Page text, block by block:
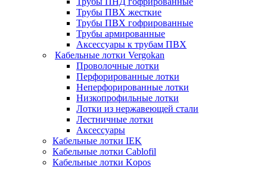
Трубы ПВХ жесткие
Трубы ПВХ гофрированные
Трубы армированные
Аксессуары к трубам ПВХ
Кабельные лотки Vergokan
Проволочные лотки
Перфорированные лотки
Неперфорированные лотки
Низкопрофильные лотки
Лотки из нержавеющей стали
Лестничные лотки
Аксессуары
Кабельные лотки IEK
Кабельные лотки Cablofil
Кабельные лотки Kopos